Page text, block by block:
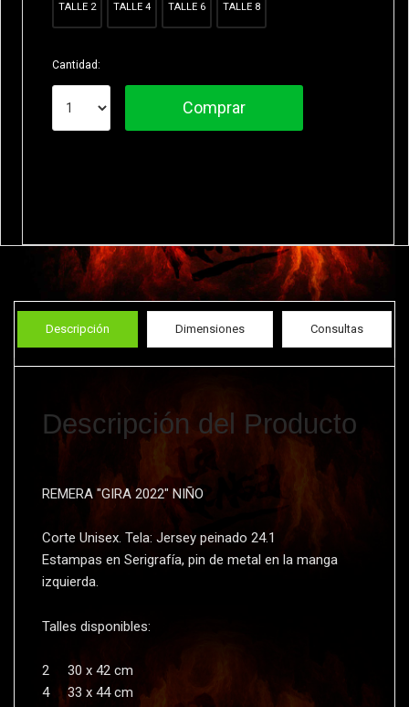
TALLE 2 TALLE 4 TALLE 6 TALLE 8
Cantidad:
Comprar
Descripción Dimensiones Consultas
Descripción del Producto
REMERA "GIRA 2022" NIÑO
Corte Unisex. Tela: Jersey peinado 24.1
Estampas en Serigrafí­a, pin de metal en la manga
izquierda.
Talles disponibles:
2 30 x 42 cm
4 33 x 44 cm